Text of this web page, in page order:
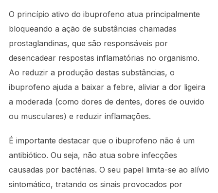
O princípio ativo do ibuprofeno atua principalmente
bloqueando a ação de substâncias chamadas
prostaglandinas, que são responsáveis por
desencadear respostas inflamatórias no organismo.
Ao reduzir a produção destas substâncias, o
ibuprofeno ajuda a baixar a febre, aliviar a dor ligeira
a moderada (como dores de dentes, dores de ouvido
ou musculares) e reduzir inflamações.
É importante destacar que o ibuprofeno não é um
antibiótico. Ou seja, não atua sobre infecções
causadas por bactérias. O seu papel limita-se ao alívio
sintomático, tratando os sinais provocados por